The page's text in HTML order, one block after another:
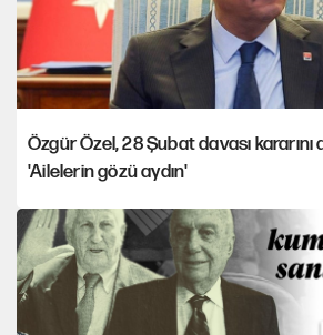
Özgür Özel, 28 Şubat davası
'Ailelerin gözü aydın'